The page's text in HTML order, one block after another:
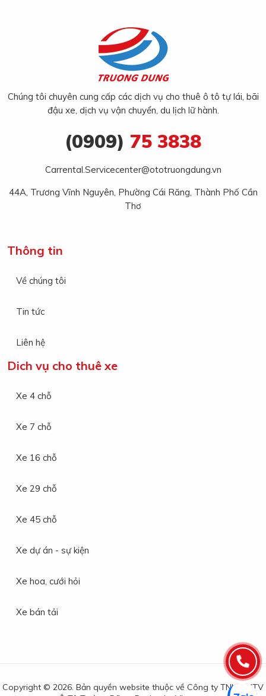
Chúng tôi chuyên cung cấp các dịch vụ cho thuê ô tô tự lái, bãi
đậu xe, dịch vụ vận chuyển, du lịch lữ hành.
Thông tin
Về chúng tôi
Tin tức
Liên hệ
Dich vụ cho thuê xe
Xe 4 chỗ
Xe 7 chỗ
Xe 16 chỗ
Xe 29 chỗ
Xe 45 chỗ
Xe dự án - sự kiện
Xe hoa, cưới hỏi
Xe bán tải
(0909) 75 3838
Carrental.Servicecenter@ototruongdung.vn
44A, Trương Vĩnh Nguyên, Phường Cái Răng, Thành Phố Cần
Thơ
Copyright © 2026. Bản quyền website thuộc về Công ty TNHH MTV